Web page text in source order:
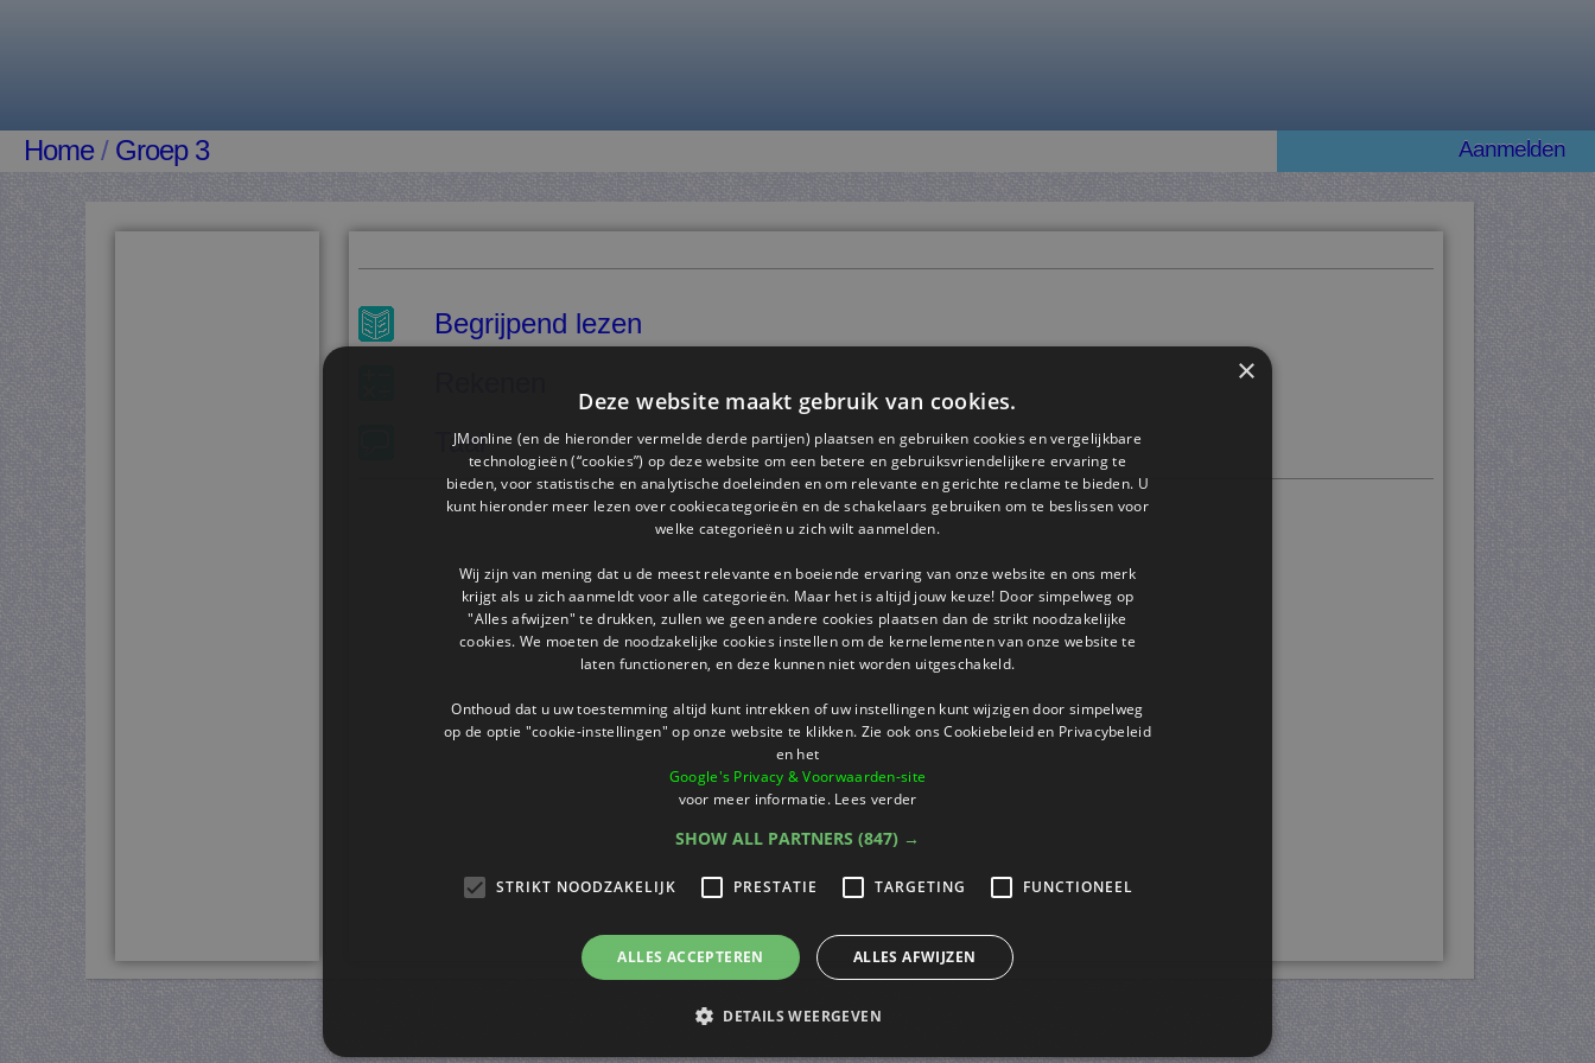
Home/ Groep 3 Aanmelden
Begrijpend lezen
Taal
×
Deze website maakt gebruik van cookies.
JMonline (en de hieronder vermelde derde partijen) plaatsen en gebruiken cookies en vergelijkbare
technologieën (“cookies”) op deze website om een ​​betere en gebruiksvriendelijkere ervaring te
bieden, voor statistische en analytische doeleinden en om relevante en gerichte reclame te bieden. U
kunt hieronder meer lezen over cookiecategorieën en de schakelaars gebruiken om te beslissen voor
welke categorieën u zich wilt aanmelden.
Wij zijn van mening dat u de meest relevante en boeiende ervaring van onze website en ons merk
krijgt als u zich aanmeldt voor alle categorieën. Maar het is altijd jouw keuze! Door simpelweg op
"Alles afwijzen" te drukken, zullen we geen andere cookies plaatsen dan de strikt noodzakelijke
cookies. We moeten de noodzakelijke cookies instellen om de kernelementen van onze website te
laten functioneren, en deze kunnen niet worden uitgeschakeld.
Onthoud dat u uw toestemming altijd kunt intrekken of uw instellingen kunt wijzigen door simpelweg
op de optie "cookie-instellingen" op onze website te klikken. Zie ook ons ​​Cookiebeleid en Privacybeleid
en het
Google's Privacy & Voorwaarden-site
voor meer informatie. Lees verder
SHOW ALL PARTNERS (847) →
STRIKT NOODZAKELIJK PRESTATIE TARGETING FUNCTIONEEL
ALLES ACCEPTEREN ALLES AFWIJZEN
DETAILS WEERGEVEN